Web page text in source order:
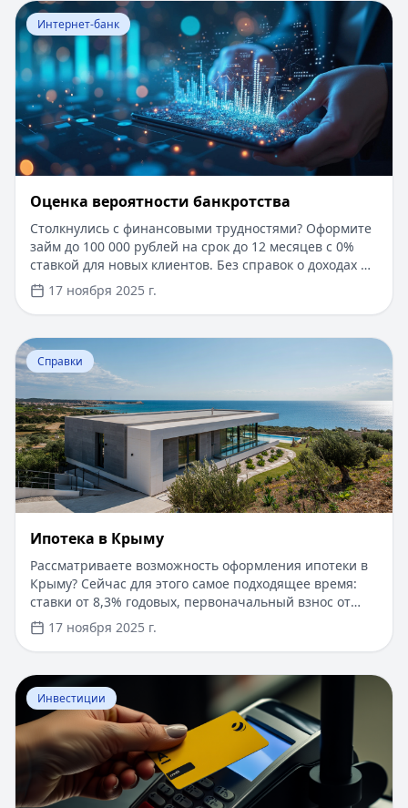
7
8
9
10
11
12
13
14
Перейти к статье:Оценка вероятности банкротства
Интернет-банк
Оценка вероятности банкротства
Столкнулись с финансовыми трудностями? Оформите
займ до 100 000 рублей на срок до 12 месяцев с 0%
ставкой для новых клиентов. Без справок о доходах и
документов — решение за 5 минут. Получите деньги
быстро и прозрачно через проверенные сервисы.
17 ноября 2025 г.
Перейти к статье:
Справки
Ипотека в Крыму
Рассматриваете возможность оформления ипотеки в
Крыму? Сейчас для этого самое подходящее время:
ставки от 8,3% годовых, первоначальный взнос от
15%, срок рассмотрения заявки — от 1 дня. Доступны
программы господдержки с пониженной ставкой от
6%. Одобрение без подтверждения дохода справкой
2-НДФЛ, достаточно выписки по счету. Срок
кредитования — до 30 лет.
17 ноября 2025 г.
Перейти к статье: ​Как оформить кредитную карту
Инвестиции